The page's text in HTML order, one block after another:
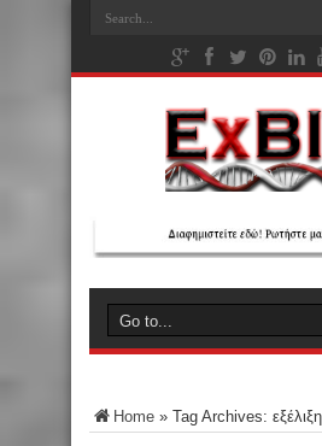
Home » Tag Archives: εξέλιξη